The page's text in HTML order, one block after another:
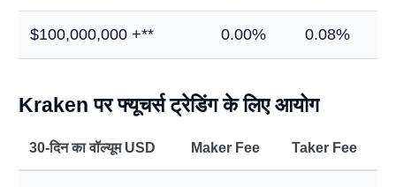
$100,000,000 +** 0.00% 0.08%
Kraken पर फ्यूचर्स ट्रेडिंग के लिए आयोग
30-दिन का वॉल्यूम USD Maker Fee Taker Fee